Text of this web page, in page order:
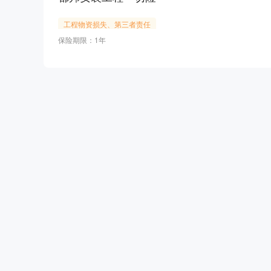
工程物资损失、第三者责任
保险期限：1年